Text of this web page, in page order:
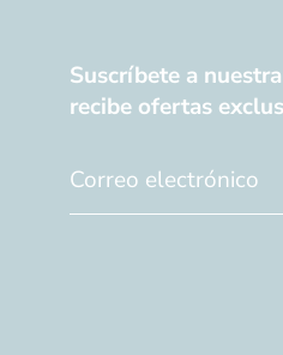
Suscríbete a
recibe ofertas